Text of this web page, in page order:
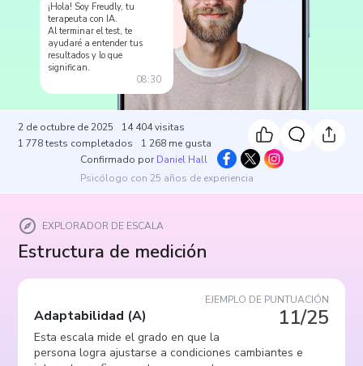
¡Hola! Soy Freudly, tu
terapeuta con IA.
Al terminar el test, te
ayudaré a entender tus
resultados y lo que
significan.
08:30
2 de octubre de 2025 14 404visitas
1 778 tests completados 1 268 me gusta
Confirmado por Daniel Hall
Psicólogo con 25 años de experiencia
EXPLORADOR DE ESCALA
Estructura de medición
EJEMPLO DE PUNTUACIÓN
11/25
Adaptabilidad (A)
Esta escala mide el grado en que la
persona logra ajustarse a condiciones cambiantes e